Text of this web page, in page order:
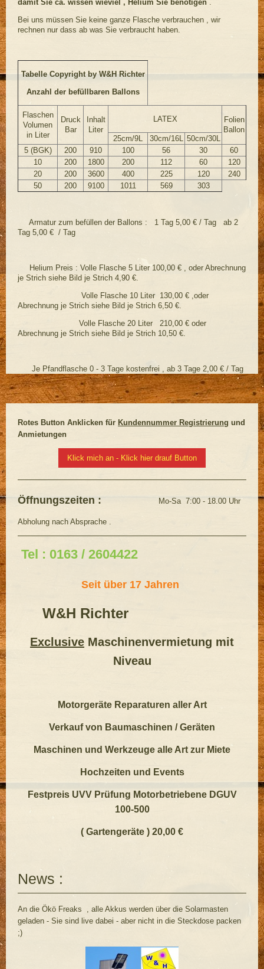
damit Sie ca. wissen wieviel , Helium Sie benötigen
Bei uns müssen Sie keine ganze Flasche verbrauchen , wir
rechnen nur dass ab was Sie verbraucht haben.
Tabelle Copyright by W&H Richter
Anzahl der befüllbaren Ballons
Flaschen
Volumen
in Liter
Druck
Bar
Inhalt
Liter
LATEX
Folien
Ballon
25cm/9L
30cm/16L
50cm/30L
5 (BGK)
200 910 100 56 30
60
10
200 1800 200 112 60
120
20
200 3600 400 225 120
240
50
200 9100 1011 569 303
Armatur zum befüllen der Ballons : 1 Tag 5,00 € / Tag ab 2
Tag 5,00 € / Tag
Helium Preis : Volle Flasche 5 Liter 100,00 € , oder Abrechnung
je Strich siehe Bild je Strich 4,90 €.
Volle Flasche 10 Liter 130,00 € ,oder
Abrechnung je Strich siehe Bild je Strich 6,50 €.
Volle Flasche 20 Liter 210,00 € oder
Abrechnung je Strich siehe Bild je Strich 10,50 €.
Je Pfandflasche 0 - 3 Tage kostenfrei , ab 3 Tage 2,00 € / Tag
Rotes Button Anklicken für Kundennummer Registrierung und
Anmietungen
Klick mich an - Klick hier drauf Button
Öffnungszeiten : Mo-Sa 7:00 - 18.00 Uhr
Abholung nach Absprache .
Tel : 0163 / 2604422
Seit über 17 Jahren ​
W&H Richter
Exclusive Maschinenvermietung mit
Niveau
Motorgeräte Reparaturen aller Art
Verkauf von Baumaschinen / Geräten
Maschinen und Werkzeuge alle Art zur Miete
Hochzeiten und Events
Festpreis UVV Prüfung Motorbetriebene DGUV
100-500
( Gartengeräte ) 20,00 €
News :
An die Ökö Freaks , alle Akkus werden über die Solarmasten
geladen - Sie sind live dabei - aber nicht in die Steckdose packen
;)